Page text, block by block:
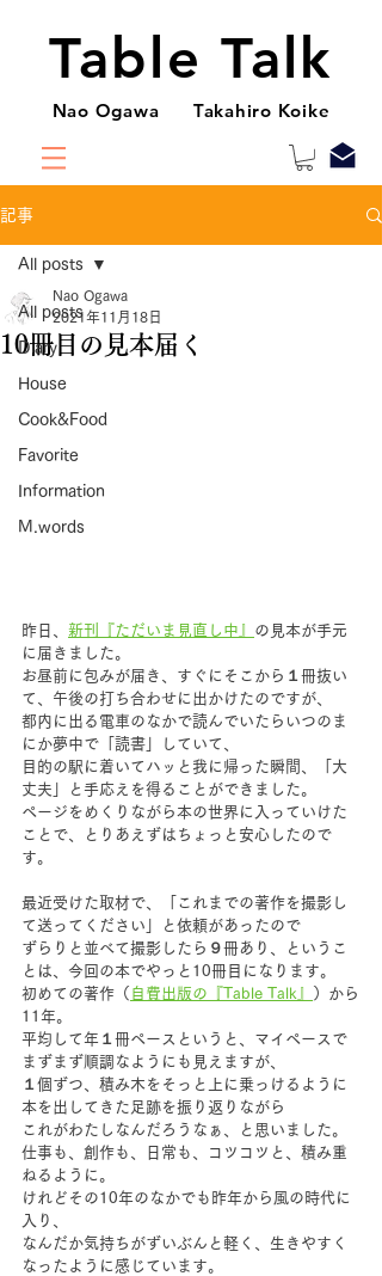
Table Talk
Nao Ogawa Takahiro Koike
記事
All posts
Diary
House
Cook&Food
Favorite
Information
M.words
All posts
10冊目の見本届く
Nao Ogawa
2021年11月18日
昨日、 新刊『ただいま見直し中』 の見本が手元
に届きました。
お昼前に包みが届き、すぐにそこから１冊抜い
て、午後の打ち合わせに出かけたのですが、
都内に出る電車のなかで読んでいたらいつのま
にか夢中で「読書」していて、
目的の駅に着いてハッと我に帰った瞬間、「大
丈夫」と手応えを得ることができました。
ページをめくりながら本の世界に入っていけた
ことで、とりあえずはちょっと安心したので
す。
最近受けた取材で、「これまでの著作を撮影し
て送ってください」と依頼があったので
ずらりと並べて撮影したら９冊あり、というこ
とは、今回の本でやっと10冊目になります。
初めての著作（ 自費出版の『Table Talk』
）から
11年。
平均して年１冊ペースというと、マイペースで
まずまず順調なようにも見えますが、
１個ずつ、積み木をそっと上に乗っけるように
本を出してきた足跡を振り返りながら
これがわたしなんだろうなぁ、と思いました。
仕事も、創作も、日常も、コツコツと、積み重
ねるように。
けれどその10年のなかでも昨年から風の時代に
入り、
なんだか気持ちがずいぶんと軽く、生きやすく
なったように感じています。